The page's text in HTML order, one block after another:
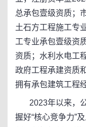
总承包壹级资质；
土石方工程施工专
工专业承包壹级资
资质；水利水电工
政府工程承建资质
拥有承包建筑工程
2023年以来，公
握好“核心竞争力”